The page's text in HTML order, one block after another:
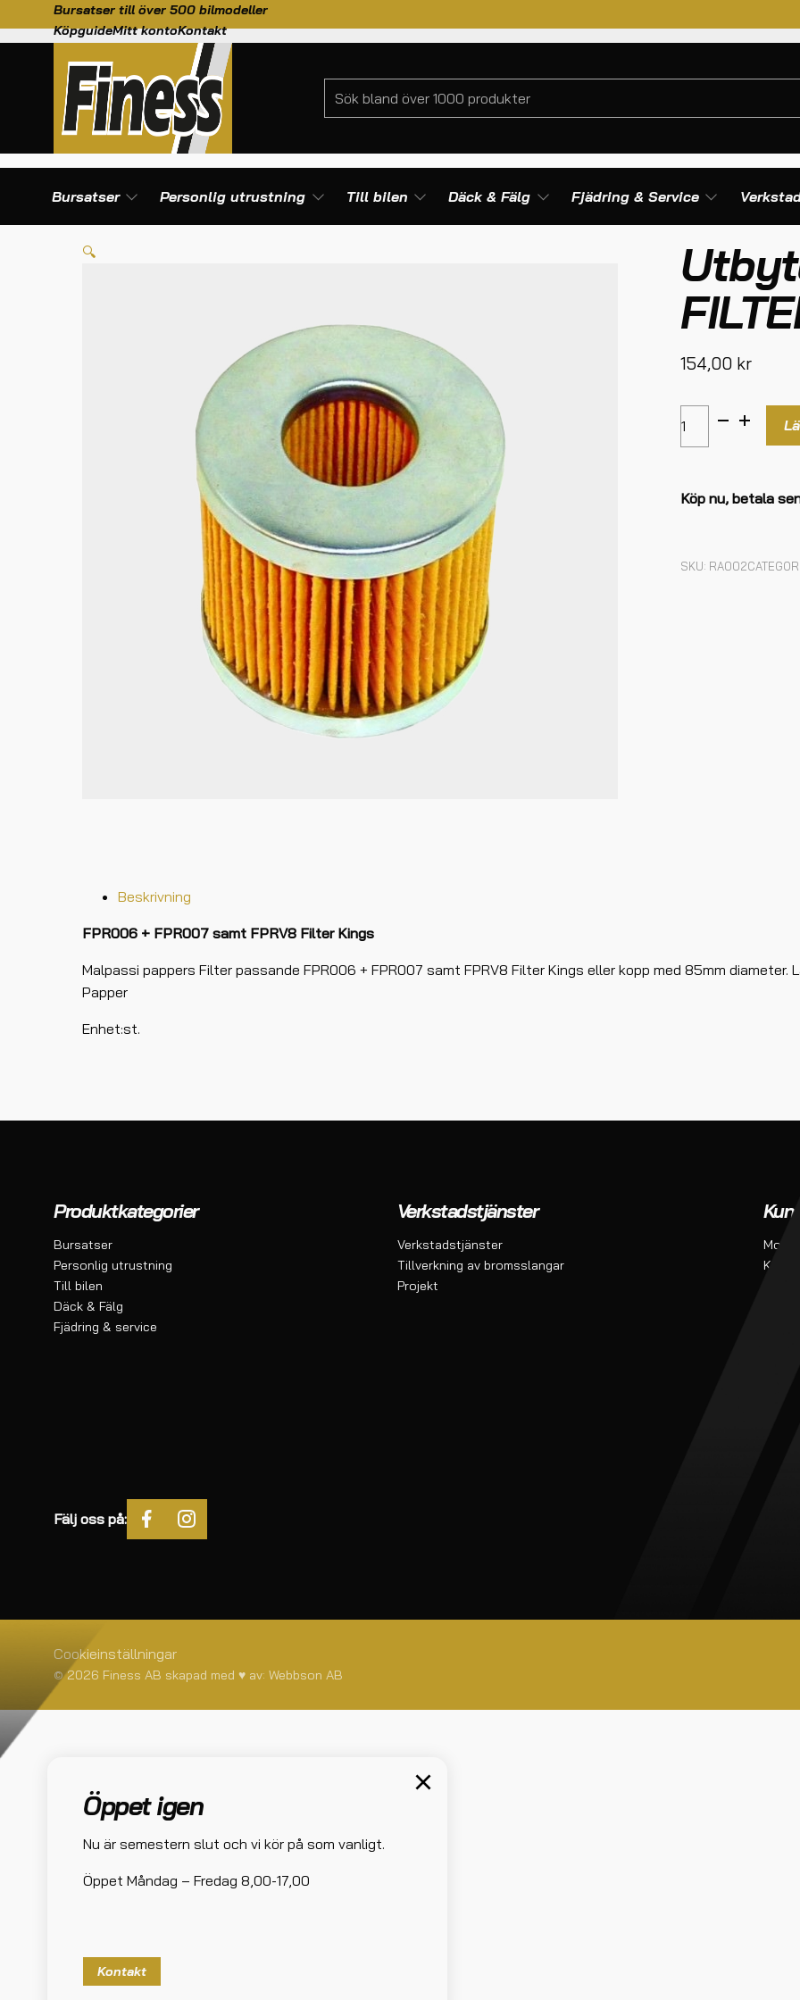
Bursatser till över 500 bilmodeller
KöpguideMitt kontoKontakt
Bursatser Personlig utrustning Till bilen Däck & Fälg Fjädring & Service
HEM/TILL BILEN/TANKAR OCH BRÄNSLESYSTEM /UTBYTESFILTER SEPARAT TILL FILTER KING
🔍
154,00 kr
Köp nu, betala
SKU: RA002
Beskrivning
FPR006 + FPR007 samt FPRV8 Filter Kings
Malpassi pappers Filter passande FPR006 + FPR007 samt FPRV8 Filter Kings eller kopp med 85mm diameter.
Papper
Enhet:st.
Produktkategorier
Bursatser
Personlig utrustning
Till bilen
Däck & Fälg
Fjädring & service
Verkstadstjänster
Verkstadstjänster
Tillverkning av bromsslangar
Projekt
Fälj oss på:
Cookieinställningar
© 2026 Finess AB skapad med ♥ av: Webbson AB
Öppet igen
Nu är semestern slut och vi kör på som vanligt.
Öppet Måndag – Fredag 8,00-17,00
Kontakt